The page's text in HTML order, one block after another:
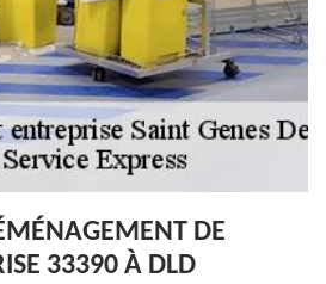
DE
33390 À DLD